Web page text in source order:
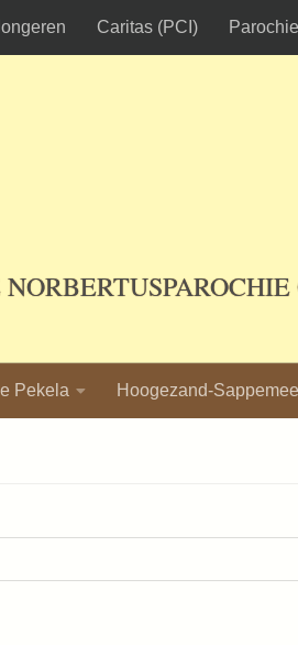
Caritas (PCI)
Pekela Hoogezand-